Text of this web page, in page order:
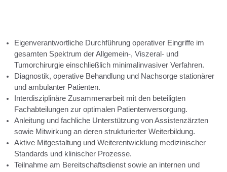
Eigenverantwortliche Durchführung operativer Eingriffe im
gesamten Spektrum der Allgemein-, Viszeral- und
Tumorchirurgie einschließlich minimalinvasiver Verfahren.
Diagnostik, operative Behandlung und Nachsorge stationärer
und ambulanter Patienten.
Interdisziplinäre Zusammenarbeit mit den beteiligten
Fachabteilungen zur optimalen Patientenversorgung.
Anleitung und fachliche Unterstützung von Assistenzärzten
sowie Mitwirkung an deren strukturierter Weiterbildung.
Aktive Mitgestaltung und Weiterentwicklung medizinischer
Standards und klinischer Prozesse.
Teilnahme am Bereitschaftsdienst sowie an internen und